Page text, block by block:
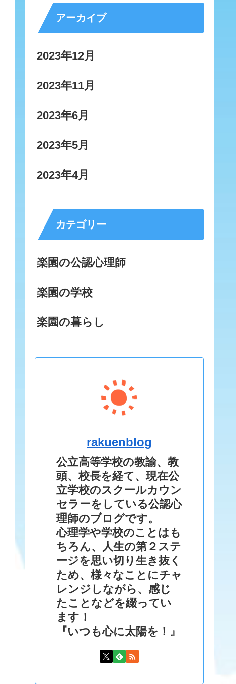
アーカイブ
2023年12月
2023年11月
2023年6月
2023年5月
2023年4月
カテゴリー
楽園の公認心理師
楽園の学校
楽園の暮らし
rakuenblog
公立高等学校の教諭、教
頭、校長を経て、現在公
立学校のスクールカウン
セラーをしている公認心
理師のブログです。
心理学や学校のことはも
ちろん、人生の第２ステ
ージを思い切り生き抜く
ため、様々なことにチャ
レンジしながら、感じ
たことなどを綴ってい
ます！
『いつも心に太陽を！』